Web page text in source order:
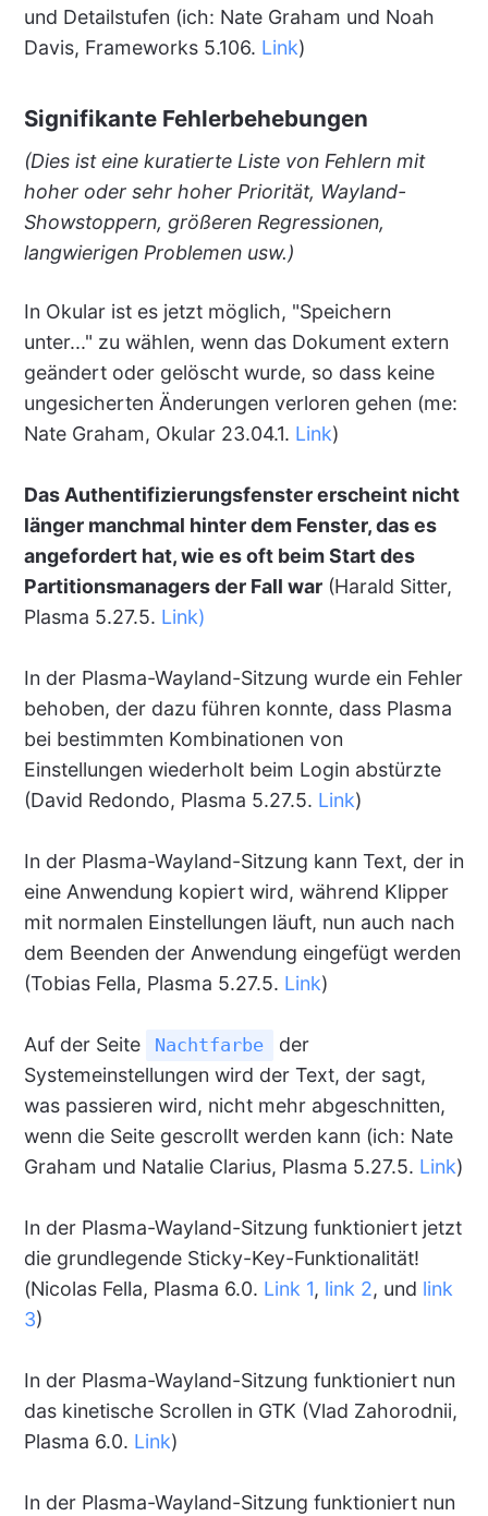
und Detailstufen (ich: Nate Graham und Noah
Davis, Frameworks 5.106. Link)
Signifikante Fehlerbehebungen
(Dies ist eine kuratierte Liste von Fehlern mit
hoher oder sehr hoher Priorität, Wayland-
Showstoppern, größeren Regressionen,
langwierigen Problemen usw.)
In Okular ist es jetzt möglich, "Speichern
unter..." zu wählen, wenn das Dokument extern
geändert oder gelöscht wurde, so dass keine
ungesicherten Änderungen verloren gehen (me:
Nate Graham, Okular 23.04.1. Link)
Das Authentifizierungsfenster erscheint nicht
länger manchmal hinter dem Fenster, das es
angefordert hat, wie es oft beim Start des
Partitionsmanagers der Fall war(Harald Sitter,
Plasma 5.27.5. Link)
In der Plasma-Wayland-Sitzung wurde ein Fehler
behoben, der dazu führen konnte, dass Plasma
bei bestimmten Kombinationen von
Einstellungen wiederholt beim Login abstürzte
(David Redondo, Plasma 5.27.5. Link)
In der Plasma-Wayland-Sitzung kann Text, der in
eine Anwendung kopiert wird, während Klipper
mit normalen Einstellungen läuft, nun auch nach
dem Beenden der Anwendung eingefügt werden
(Tobias Fella, Plasma 5.27.5. Link)
Auf der Seite Nachtfarbe
der
Systemeinstellungen wird der Text, der sagt,
was passieren wird, nicht mehr abgeschnitten,
wenn die Seite gescrollt werden kann (ich: Nate
Graham und Natalie Clarius, Plasma 5.27.5. Link)
In der Plasma-Wayland-Sitzung funktioniert jetzt
die grundlegende Sticky-Key-Funktionalität!
(Nicolas Fella, Plasma 6.0. Link 1, link 2, und link
3)
In der Plasma-Wayland-Sitzung funktioniert nun
das kinetische Scrollen in GTK (Vlad Zahorodnii,
Plasma 6.0. Link)
In der Plasma-Wayland-Sitzung funktioniert nun